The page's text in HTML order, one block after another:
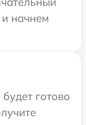
начнем
готово